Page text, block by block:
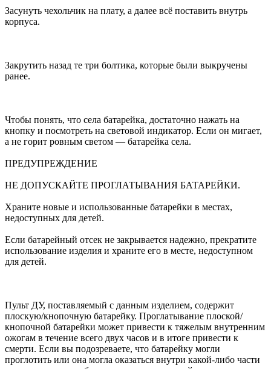
Засунуть чехольчик на плату, а далее всё поставить внутрь
корпуса.
Закрутить назад те три болтика, которые были выкручены
ранее.
Чтобы понять, что села батарейка, достаточно нажать на
кнопку и посмотреть на световой индикатор. Если он мигает,
а не горит ровным светом — батарейка села.
ПРЕДУПРЕЖДЕНИЕ
НЕ ДОПУСКАЙТЕ ПРОГЛАТЫВАНИЯ БАТАРЕЙКИ.
Храните новые и использованные батарейки в местах,
недоступных для детей.
Если батарейный отсек не закрывается надежно, прекратите
использование изделия и храните его в месте, недоступном
для детей.
Пульт ДУ, поставляемый с данным изделием, содержит
плоскую/кнопочную батарейку. Проглатывание плоской/
кнопочной батарейки может привести к тяжелым внутренним
ожогам в течение всего двух часов и в итоге привести к
смерти. Если вы подозреваете, что батарейку могли
проглотить или она могла оказаться внутри какой-либо части